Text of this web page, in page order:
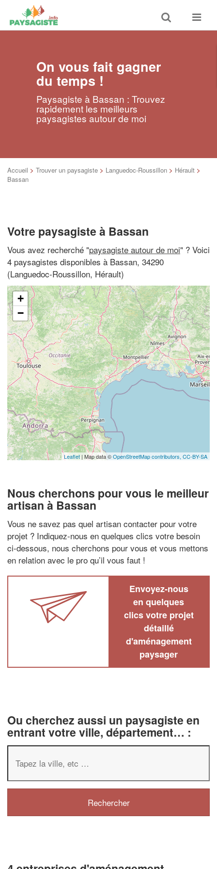
Toggle
search
Toggle
On vous fait gagner
du temps !
Paysagiste à Bassan : Trouvez
rapidement les meilleurs
paysagistes autour de moi
Accueil > Trouver un paysagiste > Languedoc-Roussillon > Hérault >
Bassan
Votre paysagiste à Bassan
Vous avez recherché "paysagiste autour de moi" ? Voici
4 paysagistes disponibles à Bassan, 34290
(Languedoc-Roussillon, Hérault)
+
−
Leaflet | Map data ©OpenStreetMap contributors, CC-BY-SA
Nous cherchons pour vous le meilleur
artisan à Bassan
Vous ne savez pas quel artisan contacter pour votre
projet ? Indiquez-nous en quelques clics votre besoin
ci-dessous, nous cherchons pour vous et vous mettons
en relation avec le pro qu’il vous faut !
Envoyez-nous
en quelques
clics votre projet
détaillé
d'aménagement
paysager
Ou cherchez aussi un paysagiste en
entrant votre ville, département… :